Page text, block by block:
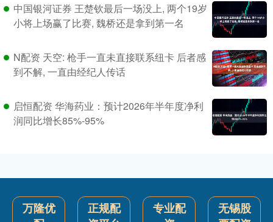
中国银河证券 王楚钦最后一场没上, 两个19岁
小将上场赢了比赛, 魏桥还是拿到第一名
N配资 天空: 枪手一直未直接联系纽卡 后者感
到不解, 一直由经纪人传话
启恒配资 华海药业：预计2026年半年度净利
润同比增长85%-95%
万隆优
正规配
专业配
无锡股